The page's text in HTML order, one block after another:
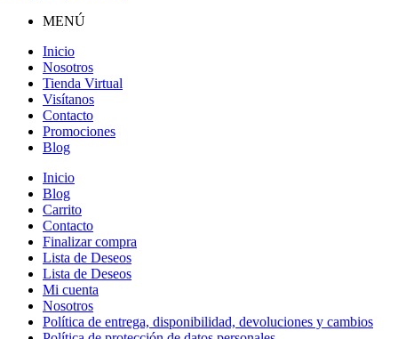
MENÚ
Inicio
Nosotros
Tienda Virtual
Visítanos
Contacto
Promociones
Blog
Inicio
Blog
Carrito
Contacto
Finalizar compra
Lista de Deseos
Lista de Deseos
Mi cuenta
Nosotros
Política de entrega, disponibilidad, devoluciones y cambios